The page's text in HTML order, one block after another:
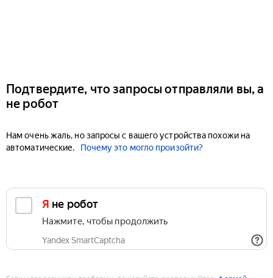
Подтвердите, что запросы отправляли вы, а
не робот
Нам очень жаль, но запросы с вашего устройства похожи на
автоматические.
Почему это могло произойти?
Я не робот
Нажмите, чтобы продолжить
Yandex SmartCaptcha